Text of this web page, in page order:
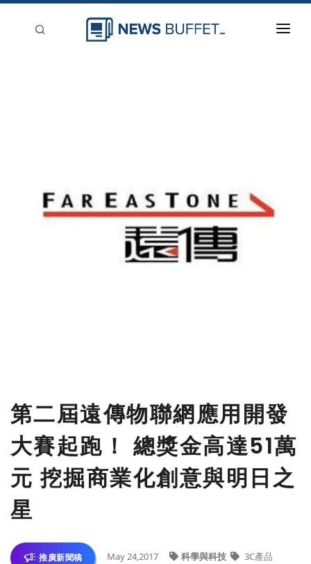
第二屆遠傳物聯網應用開發
大賽起跑！ 總獎金高達51萬
元 挖掘商業化創意與明日之
星
推廣新聞稿 May 24,2017 科學與科技 3C產品